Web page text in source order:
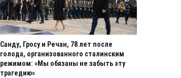
Санду, Гросу и Речан, 78 лет после
голода, организованного сталинским
режимом: «Мы обязаны не забыть эту
трагедию»